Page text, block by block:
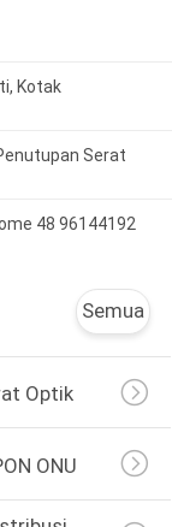
Kotak
Serat
48 96144192
Semua
Optik
ONU